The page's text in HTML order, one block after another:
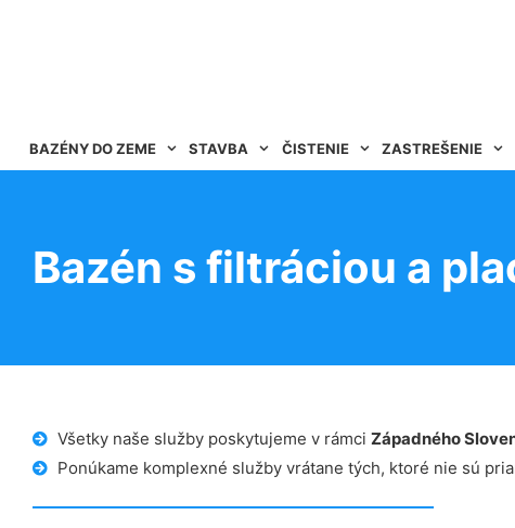
BAZÉNY DO ZEME STAVBA ČISTENIE ZASTREŠENIE
Bazén s filtráciou a
Všetky naše služby poskytujeme v rámci Západného
Ponúkame komplexné služby vrátane tých, ktoré nie sú